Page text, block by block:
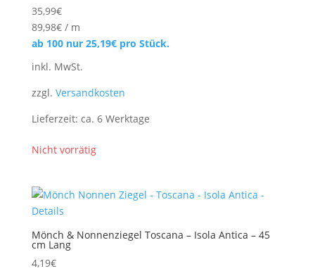
35,99€
89,98€/ m
ab 100 nur 25,19€pro Stück.
inkl. MwSt.
zzgl. Versandkosten
Lieferzeit: ca. 6 Werktage
Nicht vorrätig
Mönch & Nonnenziegel Toscana – Isola Antica – 45
cm Lang
4,19€